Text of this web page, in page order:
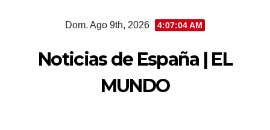
Dom. Ago 9th, 2026 4:07:05 AM
Noticias de España | EL
MUNDO